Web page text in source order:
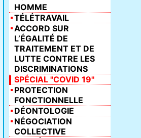
HOMME
TÉLÉTRAVAIL
ACCORD SUR
L’ÉGALITÉ DE
TRAITEMENT ET DE
LUTTE CONTRE LES
DISCRIMINATIONS
SPÉCIAL "COVID 19"
PROTECTION
FONCTIONNELLE
DÉONTOLOGIE
NÉGOCIATION
COLLECTIVE